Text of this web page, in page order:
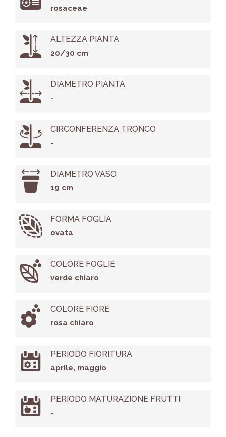
rosaceae
ALTEZZA PIANTA
20/30 cm
DIAMETRO PIANTA
-
CIRCONFERENZA TRONCO
-
DIAMETRO VASO
19 cm
FORMA FOGLIA
ovata
COLORE FOGLIE
verde chiaro
COLORE FIORE
rosa chiaro
PERIODO FIORITURA
aprile, maggio
PERIODO MATURAZIONE FRUTTI
-